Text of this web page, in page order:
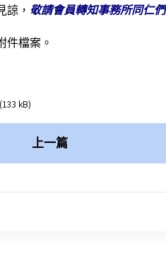
諒， 敬請會員轉知事務所同仁
件檔案。
(133 kB)
上一篇